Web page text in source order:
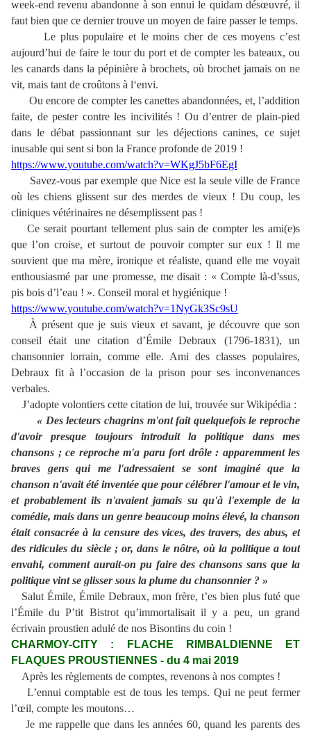
week-end revenu abandonne à son ennui le quidam désœuvré, il
faut bien que ce dernier trouve un moyen de faire passer le temps.
Le plus populaire et le moins cher de ces moyens c’est
aujourd’hui de faire le tour du port et de compter les bateaux, ou
les canards dans la pépinière à brochets, où brochet jamais on ne
vit, mais tant de croûtons à l‘envi.
Ou encore de compter les canettes abandonnées, et, l’addition
faite, de pester contre les incivilités ! Ou d’entrer de plain-pied
dans le débat passionnant sur les déjections canines, ce sujet
inusable qui sent si bon la France profonde de 2019 !
https://www.youtube.com/watch?v=WKgJ5bF6EgI
Savez-vous par exemple que Nice est la seule ville de France
où les chiens glissent sur des merdes de vieux ! Du coup, les
cliniques vétérinaires ne désemplissent pas !
Ce serait pourtant tellement plus sain de compter les ami(e)s
que l’on croise, et surtout de pouvoir compter sur eux ! Il me
souvient que ma mère, ironique et réaliste, quand elle me voyait
enthousiasmé par une promesse, me disait : « Compte là-d’ssus,
pis bois d’l’eau ! ». Conseil moral et hygiénique !
https://www.youtube.com/watch?v=1NyGk3Sc9sU
À présent que je suis vieux et savant, je découvre que son
conseil était une citation d’Émile Debraux (1796-1831), un
chansonnier lorrain, comme elle. Ami des classes populaires,
Debraux fit à l’occasion de la prison pour ses inconvenances
verbales.
J’adopte volontiers cette citation de lui, trouvée sur Wikipédia :
« Des lecteurs chagrins m'ont fait quelquefois le reproche
d'avoir presque toujours introduit la politique dans mes
chansons ; ce reproche m'a paru fort drôle : apparemment les
braves gens qui me l'adressaient se sont imaginé que la
chanson n'avait été inventée que pour célébrer l'amour et le vin,
et probablement ils n'avaient jamais su qu'à l'exemple de la
comédie, mais dans un genre beaucoup moins élevé, la chanson
était consacrée à la censure des vices, des travers, des abus, et
des ridicules du siècle ; or, dans le nôtre, où la politique a tout
envahi, comment aurait-on pu faire des chansons sans que la
politique vint se glisser sous la plume du chansonnier ? »
Salut Émile, Émile Debraux, mon frère, t’es bien plus futé que
l’Émile du P’tit Bistrot qu’immortalisait il y a peu, un grand
écrivain proustien adulé de nos Bisontins du coin !
CHARMOY-CITY : FLACHE RIMBALDIENNE ET
FLAQUES PROUSTIENNES - du 4 mai 2019
Après les règlements de comptes, revenons à nos comptes !
L’ennui comptable est de tous les temps. Qui ne peut fermer
l’œil, compte les moutons…
Je me rappelle que dans les années 60, quand les parents des